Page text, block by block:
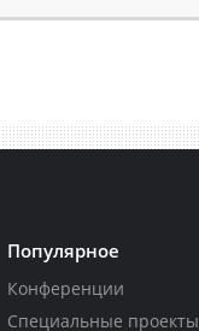
Популярное
Конференции
Специальные проекты